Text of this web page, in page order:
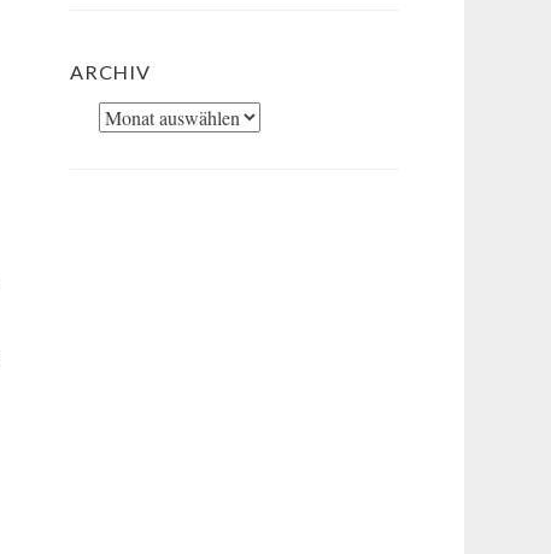
ARCHIV
Archiv